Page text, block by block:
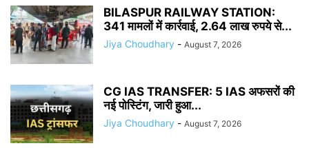
BILASPUR RAILWAY STATION:
341 मामलों में कार्रवाई, 2.64 लाख रुपये से...
Jiya Choudhary - August 7, 2026
CG IAS TRANSFER: 5 IAS अफसरों की
नई पोस्टिंग, जारी हुआ...
Jiya Choudhary - August 7, 2026